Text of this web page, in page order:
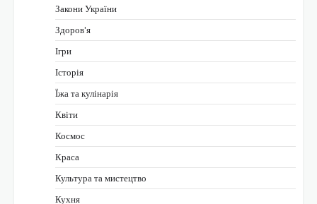
Закони України
Здоров'я
Ігри
Історія
Їжа та кулінарія
Квіти
Космос
Краса
Культура та мистецтво
Кухня